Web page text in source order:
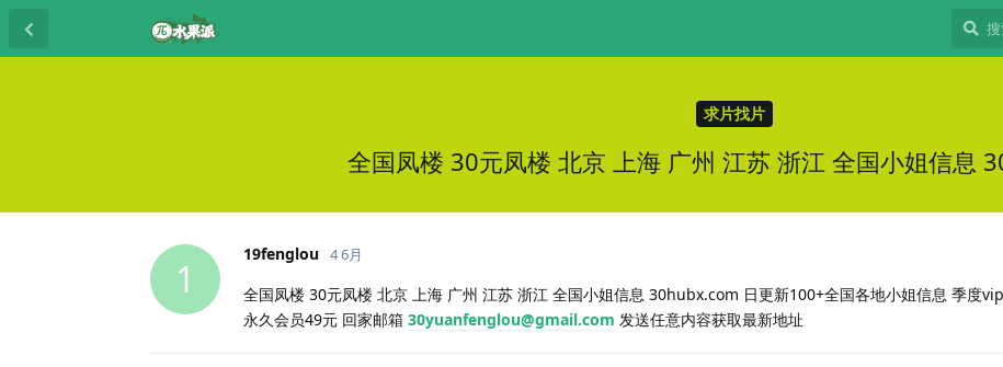
求片找片
全国凤楼 30元凤楼 北京 上海 广州 江苏 浙江 全国小姐信息
1
19fenglou 4 6月
全国凤楼 30元凤楼 北京 上海 广州 江苏 浙江 全国小姐信息 30hubx.com 日更新100+全国各地小姐信息 季度
永久会员49元 回家邮箱 30yuanfenglou@gmail.com 发送任意内容获取最新地址